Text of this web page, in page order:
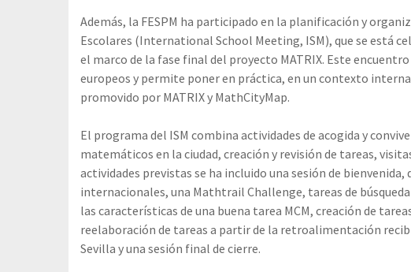
Además, la FESPM ha participado en la planificación y
Escolares (International School Meeting, ISM), que se está
el marco de la fase final del proyecto MATRIX. Este
europeos y permite poner en práctica, en un contexto
promovido por MATRIX y MathCityMap.
El programa del ISM combina actividades de acogida y
matemáticos en la ciudad, creación y revisión de tareas,
actividades previstas se ha incluido una sesión de
internacionales, una Mathtrail Challenge, tareas de
las características de una buena tarea MCM, creación de
reelaboración de tareas a partir de la retroalimentación
Sevilla y una sesión final de cierre.